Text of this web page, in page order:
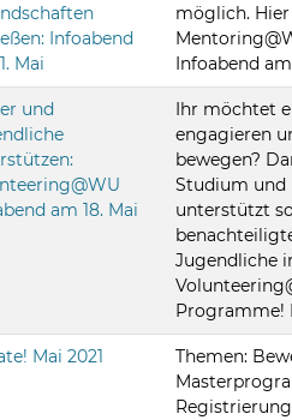
Infoabend
Mai
möglich.
Infoabend am
und
am 18. Mai
Ihr möchtet
engagieren
bewegen?
Studium und
unterstützt
Jugendliche
Programme!
Mai 2021
Themen: